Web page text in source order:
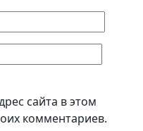
сайта в этом
комментариев.